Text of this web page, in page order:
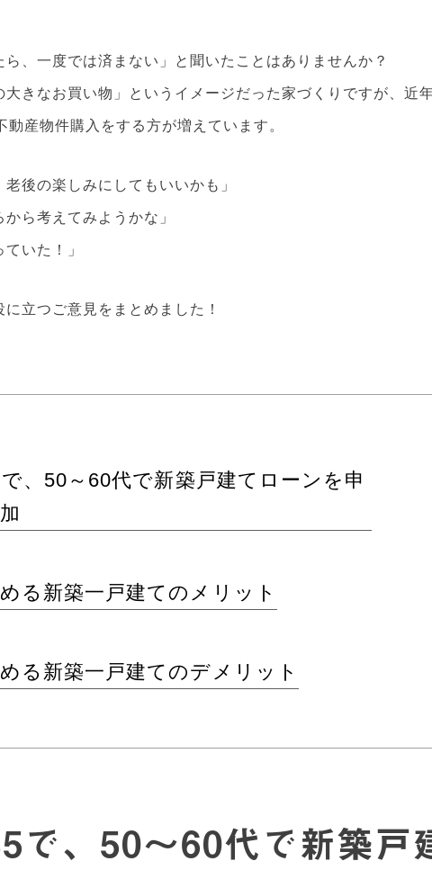
ら、一度では済まない」と聞いたことはありませんか？
きなお買い物」というイメージだった家づくりですが、近
産物件購入をする方が増えています。
後の楽しみにしてもいいかも」
ら考えてみようかな」
いた！」
立つご意見をまとめました！
、50～60代で新築戸建てローンを申
る新築一戸建てのメリット
る新築一戸建てのデメリット
で、50～60代で新築戸